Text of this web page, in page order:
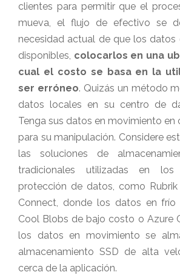
clientes para permitir que el
mueva, el flujo de efectivo se
necesidad actual de que los datos
disponibles, colocarlos en una
cual el costo se basa en la
ser erróneo. Quizás un método
datos locales en su centro de
Tenga sus datos en movimiento en
para su manipulación. Considere
las soluciones de
tradicionales utilizadas en
protección de datos, como
Connect, donde los datos en frío
Cool Blobs de bajo costo o Azure
los datos en movimiento se
almacenamiento SSD de alta
cerca de la aplicación.